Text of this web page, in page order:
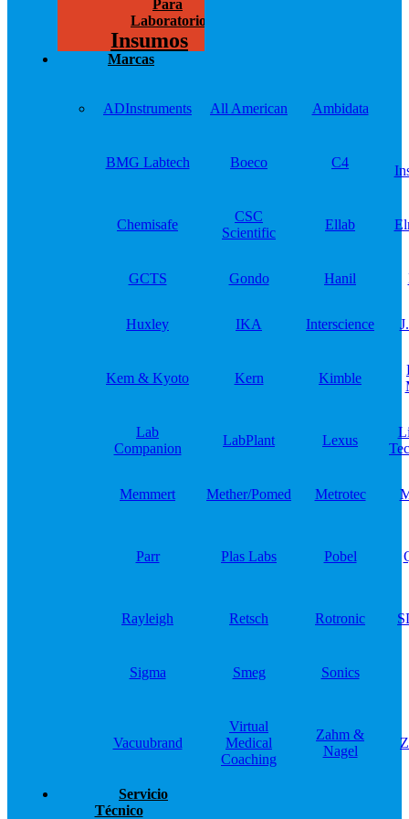
Para
Laboratorios
Insumos
Marcas
ADInstruments All American Ambidata
BMG Labtech Boeco C4
Chemisafe
CSC
Scientific
Ellab
GCTS Gondo Hanil
Huxley IKA Interscience
Kem & Kyoto Kern Kimble
Lab
Companion
LabPlant Lexus
Memmert Mether/Pomed Metrotec
Parr Plas Labs Pobel
Rayleigh Retsch Rotronic
Sigma Smeg Sonics
Vacuubrand
Virtual
Medical
Coaching
Zahm &
Nagel
Servicio
Técnico